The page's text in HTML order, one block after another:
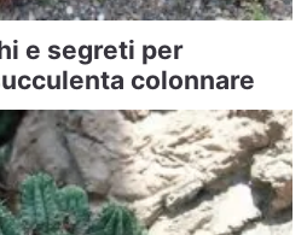
e segreti per
colonnare